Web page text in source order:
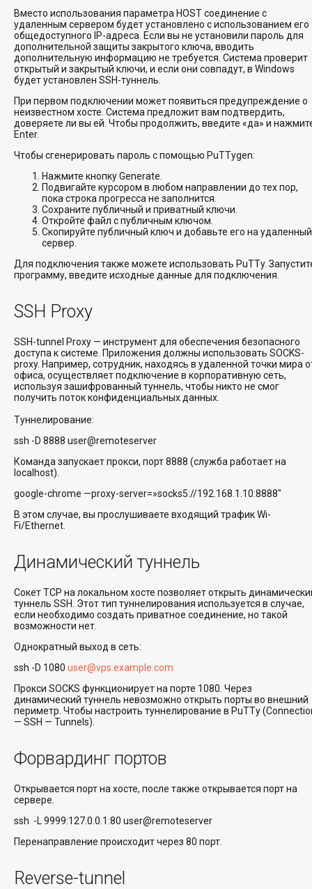
Вместо использования параметра HOST соединение с
удаленным сервером будет установлено с использованием его
общедоступного IP-адреса. Если вы не установили пароль для
дополнительной защиты закрытого ключа, вводить
дополнительную информацию не требуется. Система проверит
открытый и закрытый ключи, и если они совпадут, в Windows
будет установлен SSH-туннель.
При первом подключении может появиться предупреждение о
неизвестном хосте. Система предложит вам подтвердить,
доверяете ли вы ей. Чтобы продолжить, введите «да» и
Enter.
Чтобы сгенерировать пароль с помощью PuTTygen:
Нажмите кнопку Generate.
Подвигайте курсором в любом направлении до тех пор,
пока строка прогресса не заполнится.
Сохраните публичный и приватный ключи.
Откройте файл с публичным ключом.
Скопируйте публичный ключ и добавьте его на удаленный
сервер.
Для подключения также можете использовать PuTTy.
программу, введите исходные данные для подключения.
SSH Proxy
SSH-tunnel Proxy — инструмент для обеспечения безопасного
доступа к системе. Приложения должны использовать SOCKS-
proxy. Например, сотрудник, находясь в удаленной точки мира
офиса, осуществляет подключение в корпоративную сеть,
используя зашифрованный туннель, чтобы никто не смог
получить поток конфиденциальных данных.
Туннелирование:
ssh -D 8888 user@remoteserver
Команда запускает прокси, порт 8888 (служба работает на
localhost).
google-chrome —proxy-server=»socks5://192.168.1.10:8888″
В этом случае, вы прослушиваете входящий трафик Wi-
Fi/Ethernet.
Динамический туннель
Сокет TCP на локальном хосте позволяет открыть
туннель SSH. Этот тип туннелирования используется в случае,
если необходимо создать приватное соединение, но такой
возможности нет.
Однократный выход в сеть:
ssh -D 1080 user@vps.example.com
Прокси SOCKS функционирует на порте 1080. Через
динамический туннель невозможно открыть порты во внешний
периметр. Чтобы настроить туннелирование в PuTTy
— SSH — Tunnels).
Форвардинг портов
Открывается порт на хосте, после также открывается порт на
сервере.
ssh -L 9999:127.0.0.1:80 user@remoteserver
Перенаправление происходит через 80 порт.
Reverse-tunnel